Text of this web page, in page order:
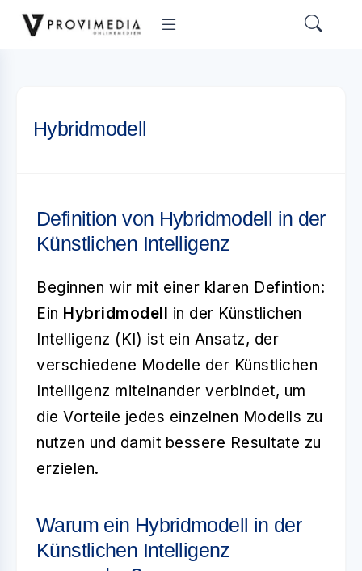
Hybridmodell
Definition von Hybridmodell in der
Künstlichen Intelligenz
Beginnen wir mit einer klaren Defintion:
Ein Hybridmodell in der Künstlichen
Intelligenz (KI) ist ein Ansatz, der
verschiedene Modelle der Künstlichen
Intelligenz miteinander verbindet, um
die Vorteile jedes einzelnen Modells zu
nutzen und damit bessere Resultate zu
erzielen.
Warum ein Hybridmodell in der
Künstlichen Intelligenz